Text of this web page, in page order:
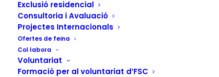
Exclusió residencial
Consultoria i Avaluació
Projectes Internacionals
Ofertes de feina
Col·labora
Voluntariat
Formació per al voluntariat d’FSC
28 DE FEBRER DE 2025 IN
PREVENCIÓ
| BYFUNDACIÓN SALUD Y COMUNIDAD